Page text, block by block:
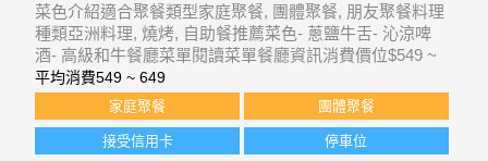
菜色介紹適合聚餐類型家庭聚餐, 團體聚餐, 朋友聚餐料理
種類亞洲料理, 燒烤, 自助餐推薦菜色- 蔥鹽牛舌- 沁涼啤
酒- 高級和牛餐廳菜單閱讀菜單餐廳資訊消費價位$549 ~
$649營業時間[午餐]週一 - 週五 11:30-15:00[晚餐]週一 - 週
五 17:00-22:00[全天開放]週六
平均消費549 ~ 649
家庭聚餐 團體聚餐
接受信用卡 停車位